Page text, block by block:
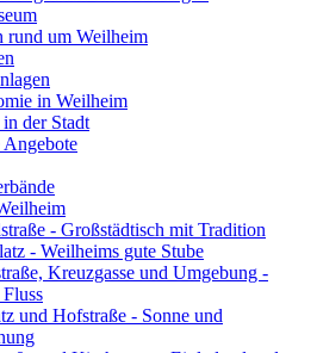
rund um Weilheim
in Weilheim
der Stadt
Angebote
- Großstädtisch mit Tradition
- Weilheims gute Stube
Kreuzgasse und Umgebung -
und Hofstraße - Sonne und